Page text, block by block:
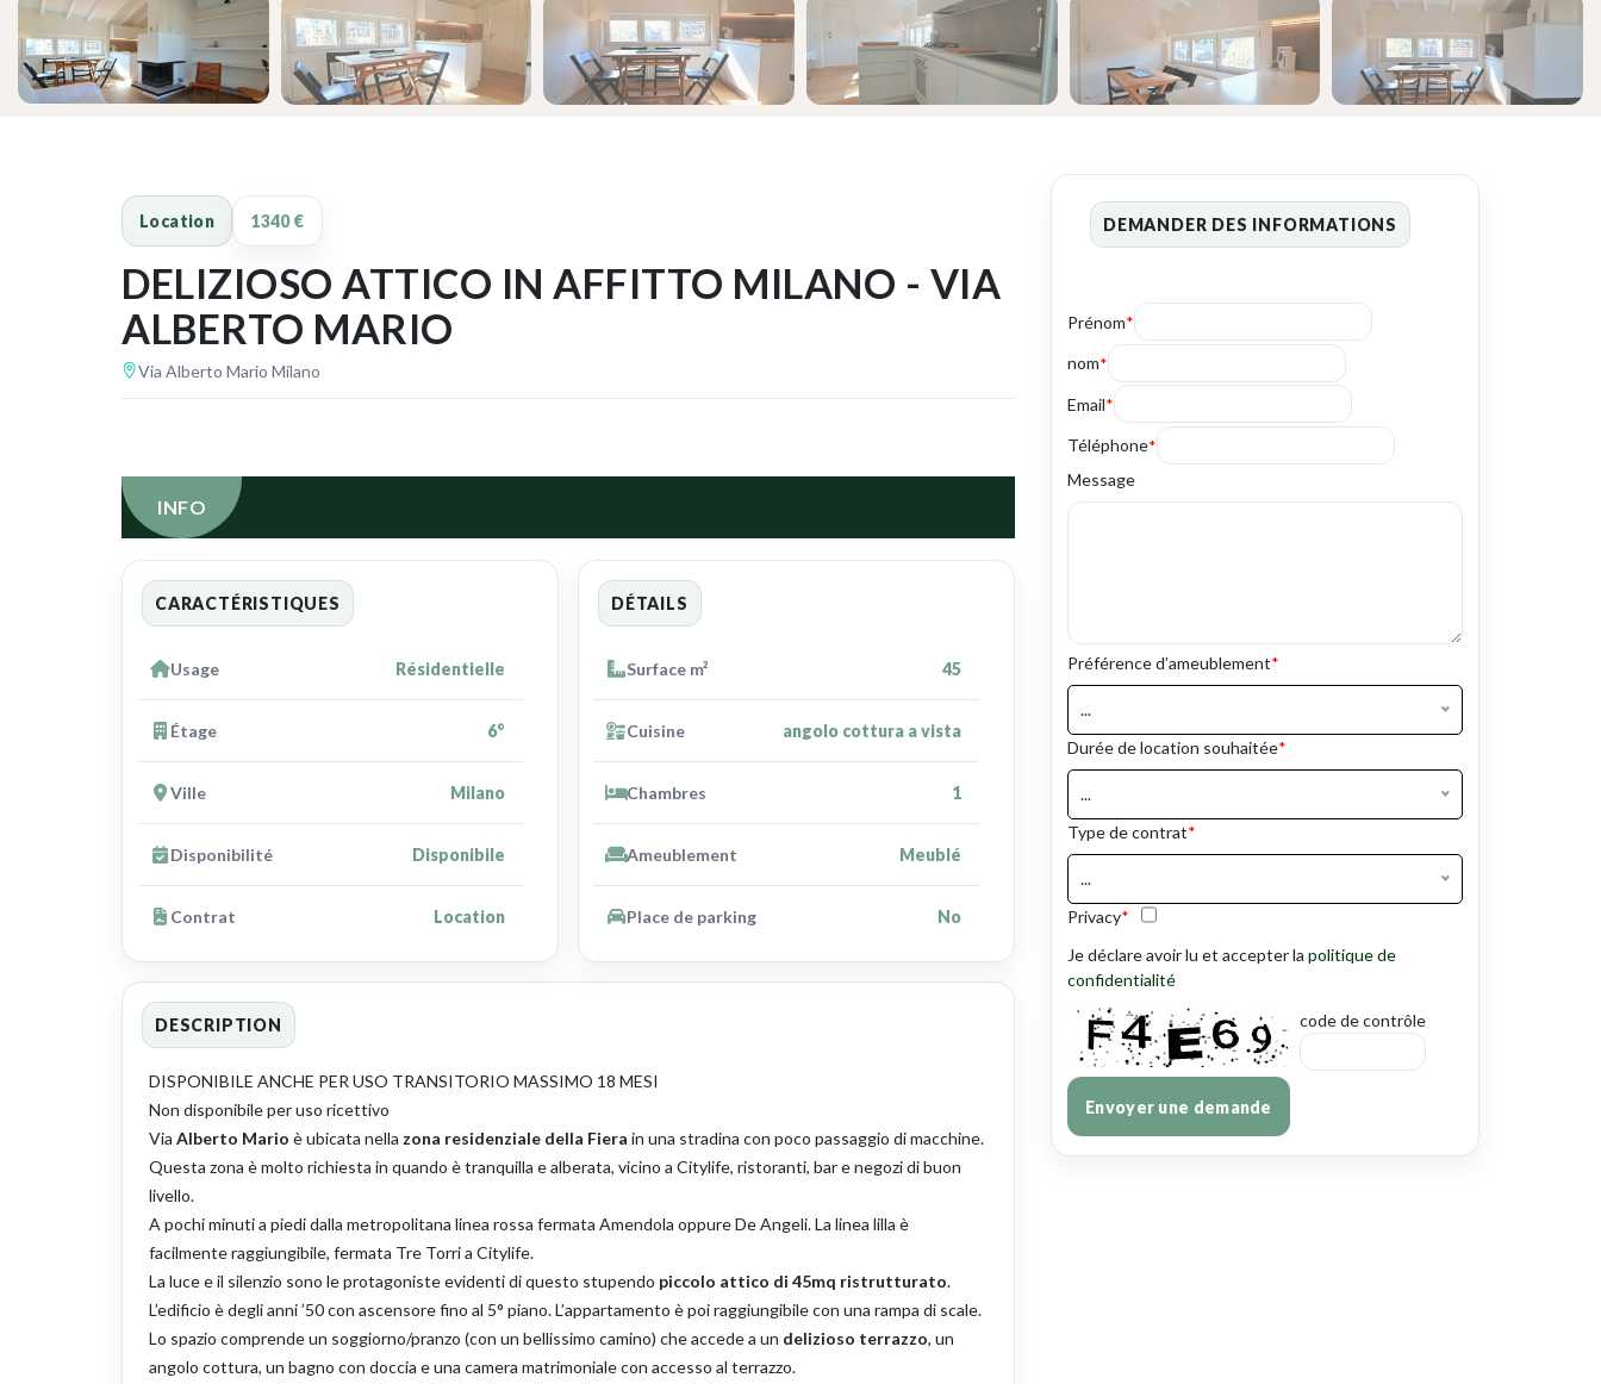
‹ ›
Location 1340 €
DELIZIOSO ATTICO IN AFFITTO MILANO - VIA
ALBERTO MARIO
Via Alberto Mario Milano
INFO
CARACTÉRISTIQUES
Usage Résidentielle
Étage 6°
Ville Milano
Disponibilité Disponibile
Contrat Location
DÉTAILS
Surface m² 45
Cuisine angolo cottura a vista
Chambres 1
Ameublement Meublé
Place de parking No
DESCRIPTION
DISPONIBILE ANCHE PER USO TRANSITORIO MASSIMO 18 MESI
Non disponibile per uso ricettivo
Via Alberto Mario è ubicata nella zona residenziale della Fiera in una stradina con poco passaggio di macchine.
Questa zona è molto richiesta in quando è tranquilla e alberata, vicino a Citylife, ristoranti, bar e negozi di buon
livello.
A pochi minuti a piedi dalla metropolitana linea rossa fermata Amendola oppure De Angeli. La linea lilla è
facilmente raggiungibile, fermata Tre Torri a Citylife.
La luce e il silenzio sono le protagoniste evidenti di questo stupendo piccolo attico di 45mq ristrutturato.
L’edificio è degli anni ’50 con ascensore fino al 5° piano. L’appartamento è poi raggiungibile con una rampa di scale.
Lo spazio comprende un soggiorno/pranzo (con un bellissimo camino) che accede a un delizioso terrazzo, un
angolo cottura, un bagno con doccia e una camera matrimoniale con accesso al terrazzo.
DEMANDER DES INFORMATIONS
Prénom*
nom*
Email*
Téléphone*
Message
Préférence d’ameublement*
...
Durée de location souhaitée*
...
Type de contrat*
...
Privacy*
Je déclare avoir lu et accepter la politique de
confidentialité
code de contrôle